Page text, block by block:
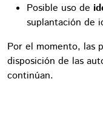
Posible uso de
suplantación de
Por el momento, las
disposición de las
continúan.